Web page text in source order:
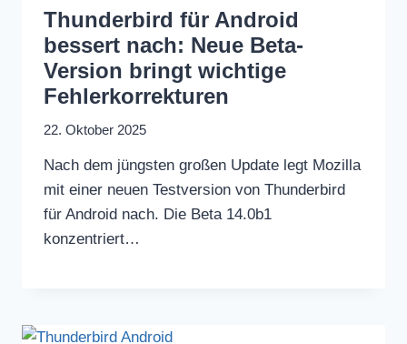
Thunderbird für Android
bessert nach: Neue Beta-
Version bringt wichtige
Fehlerkorrekturen
22. Oktober 2025
Nach dem jüngsten großen Update legt Mozilla
mit einer neuen Testversion von Thunderbird
für Android nach. Die Beta 14.0b1
konzentriert…